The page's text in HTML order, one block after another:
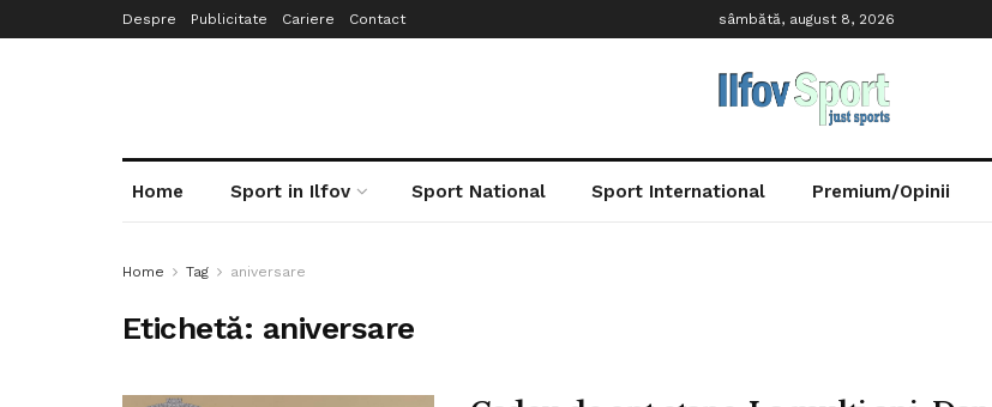
Despre Publicitate Cariere Contact sâmbătă, august 8, 2026
Home Sport in Ilfov Sport National Sport International Premium/Opinii
Home Tag aniversare
Etichetă: aniversare